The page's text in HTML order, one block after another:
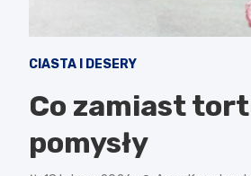
CIASTA I DESERY
Co zamiast
pomysły